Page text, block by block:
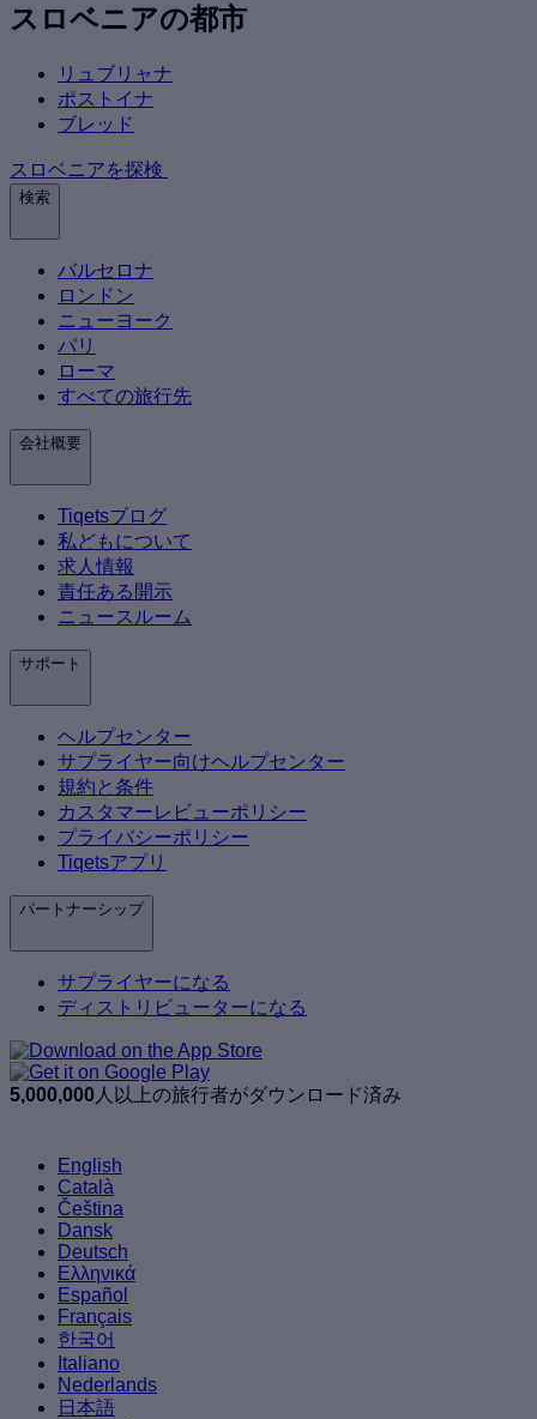
スロベニアの都市
リュブリャナ
ポストイナ
ブレッド
スロベニアを探検
検索
バルセロナ
ロンドン
ニューヨーク
パリ
ローマ
すべての旅行先
会社概要
Tiqetsブログ
私どもについて
求人情報
責任ある開示
ニュースルーム
サポート
ヘルプセンター
サプライヤー向けヘルプセンター
規約と条件
カスタマーレビューポリシー
プライバシーポリシー
Tiqetsアプリ
パートナーシップ
サプライヤーになる
ディストリビューターになる
5,000,000 人以上の旅行者がダウンロード済み
English
Català
Čeština
Dansk
Deutsch
Ελληνικά
Español
Français
한국어
Italiano
Nederlands
日本語